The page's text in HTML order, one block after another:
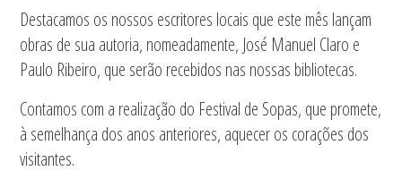
Destacamos os nossos escritores locais que este mês lançam
obras de sua autoria, nomeadamente, José Manuel Claro e
Paulo Ribeiro, que serão recebidos nas nossas bibliotecas.
Contamos com a realização do Festival de Sopas, que promete,
à semelhança dos anos anteriores, aquecer os corações dos
visitantes.